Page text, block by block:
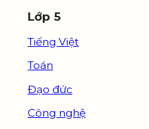
Lớp 5
Tiếng Việt
Toán
Đạo đức
Công nghệ